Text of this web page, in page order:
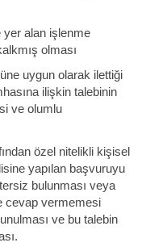
alan işlenme
olması
uygun olarak ilettiği
ilişkin talebinin
ve olumlu
özel nitelikli kişisel
yapılan başvuruyu
bulunması veya
cevap vermemesi
ve bu talebin